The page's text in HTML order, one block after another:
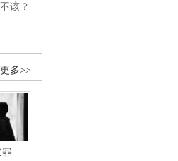
该？
更多>>
罪